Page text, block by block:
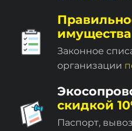
имущества
Законное
организации
скидкой
Паспорт,